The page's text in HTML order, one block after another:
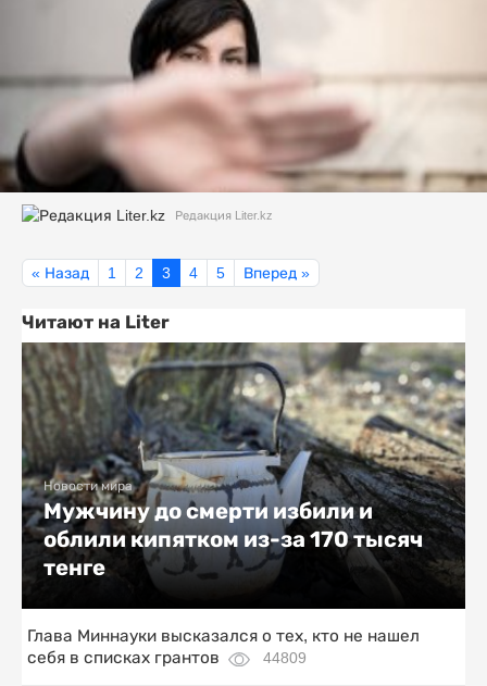
Редакция Liter.kz
« Назад 1 2 3 4 5 Вперед »
Читают на Liter
Новости мира
Мужчину до смерти избили и
облили кипятком из-за 170 тысяч
тенге
Глава Миннауки высказался о тех, кто не нашел
себя в списках грантов
44809